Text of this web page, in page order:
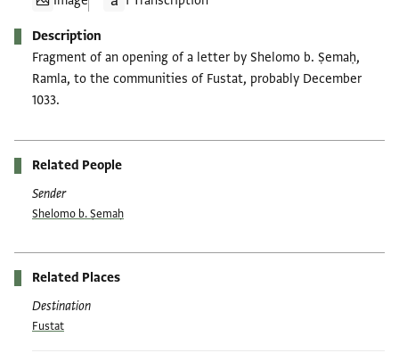
Description
Fragment of an opening of a letter by Shelomo b. Ṣemaḥ,
Ramla, to the communities of Fustat, probably December
1033.
Related People
Sender
Shelomo b. Ṣemaḥ
Related Places
Destination
Fustat